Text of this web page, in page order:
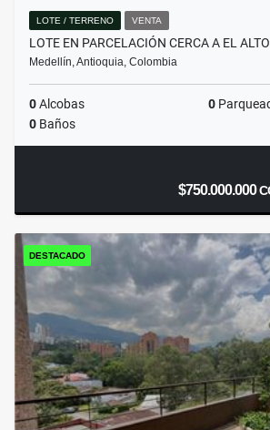
LOTE / TERRENO VENTA
LOTE EN PARCELACIÓN CERCA A EL
Medellín, Antioquia, Colombia
0Alcobas 0
0 Baños
$750.000.000
DESTACADO